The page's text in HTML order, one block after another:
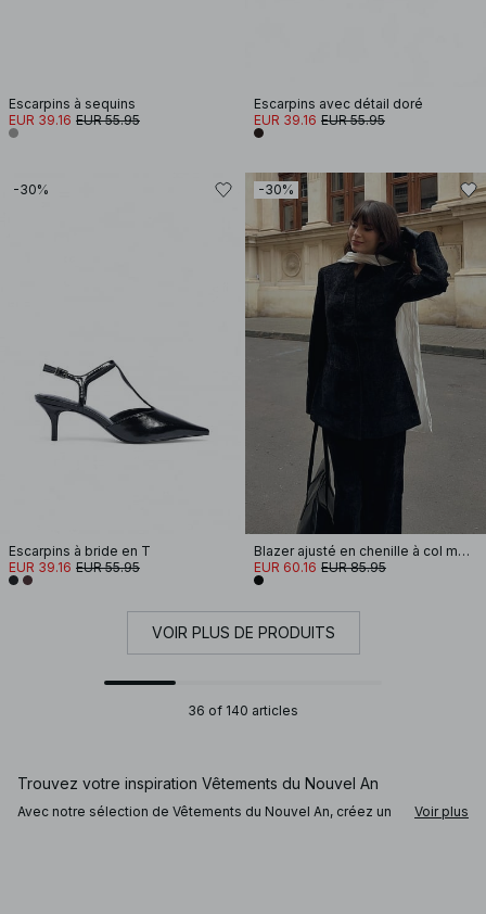
Escarpins à sequins
EUR 39.16 EUR 55.95
Escarpins avec détail doré
EUR 39.16 EUR 55.95
-30%
Escarpins à bride en T
EUR 39.16 EUR 55.95
-30%
Blazer ajusté en chenille à col montant
EUR 60.16 EUR 85.95
VOIR PLUS DE PRODUITS
36 of 140 articles
Trouvez votre inspiration Vêtements du Nouvel An
Avec notre sélection de Vêtements du Nouvel An, créez un
Voir plus